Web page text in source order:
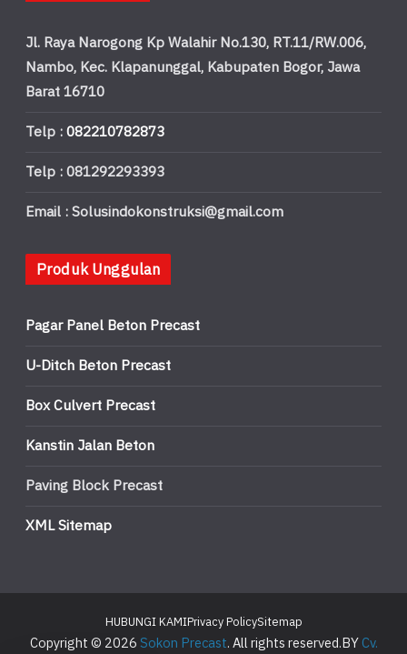
Jl. Raya Narogong Kp Walahir No.130, RT.11/RW.006,
Nambo, Kec. Klapanunggal, Kabupaten Bogor, Jawa
Barat 16710
Telp :082210782873
Telp : 081292293393
Email : Solusindokonstruksi@gmail.com
Produk Unggulan
Pagar Panel Beton Precast
U-Ditch Beton Precast
Box Culvert Precast
Kanstin Jalan Beton
Paving Block Precast
XML Sitemap
HUBUNGI KAMIPrivacy PolicySitemap
Copyright © 2026Sokon Precast. All rights reserved.BYCv.